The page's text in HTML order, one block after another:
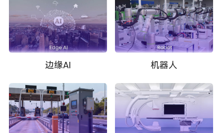
边缘AI 机器人